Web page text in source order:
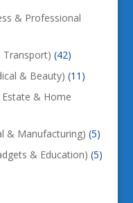
& Professional
(42)
& Beauty) (11)
& Home
& Manufacturing) (5)
& Education) (5)